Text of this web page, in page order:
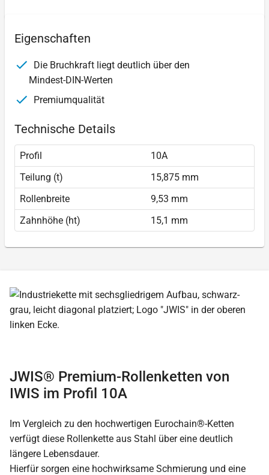
Eigenschaften
Die Bruchkraft liegt deutlich über den
Mindest-DIN-Werten
Premiumqualität
Technische Details
Profil
10A
Teilung (t)
15,875 mm
Rollenbreite
9,53 mm
Zahnhöhe (ht)
15,1 mm
JWIS® Premium-Rollenketten von
IWIS im Profil 10A
Im Vergleich zu den hochwertigen Eurochain®-Ketten
verfügt diese Rollenkette aus Stahl über eine deutlich
längere Lebensdauer.
Hierfür sorgen eine hochwirksame Schmierung und eine